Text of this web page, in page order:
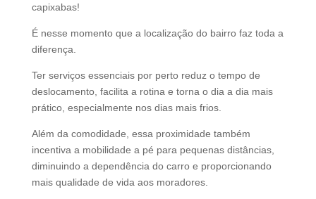
capixabas!
É nesse momento que a localização do bairro faz toda a
diferença.
Ter serviços essenciais por perto reduz o tempo de
deslocamento, facilita a rotina e torna o dia a dia mais
prático, especialmente nos dias mais frios.
Além da comodidade, essa proximidade também
incentiva a mobilidade a pé para pequenas distâncias,
diminuindo a dependência do carro e proporcionando
mais qualidade de vida aos moradores.